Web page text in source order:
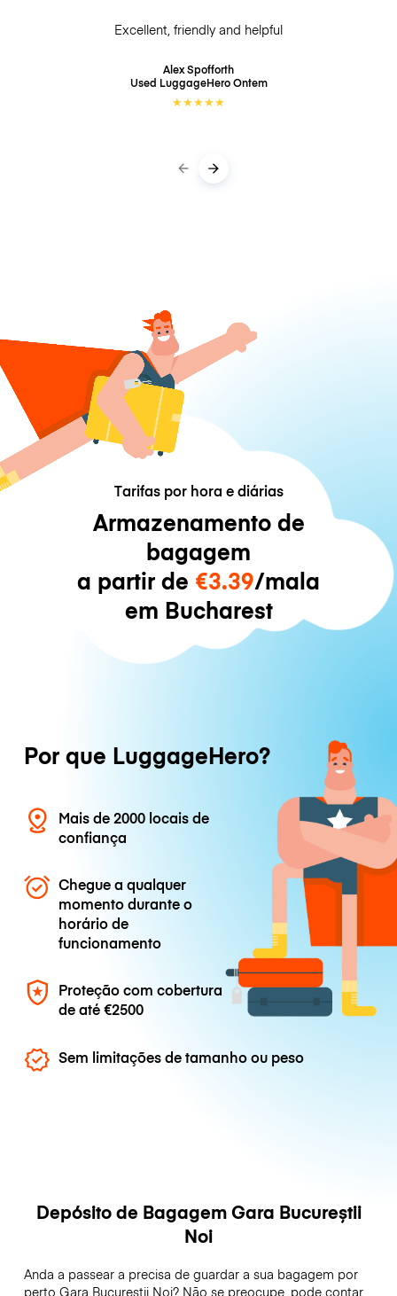
Excellent, friendly and helpful
Alex Spofforth
Used LuggageHeroOntem
★★★★★
Tarifas por hora e diárias
Armazenamento de
bagagem
a partir de €3.39/mala
em Bucharest
Por que LuggageHero?
Mais de 2000 locais de
confiança
Chegue a qualquer
momento durante o
horário de
funcionamento
Proteção com cobertura
de até€2500
Sem limitações de tamanho ou peso
Depósito de Bagagem Gara Bucureștii
Noi
Anda a passear a precisa de guardar a sua bagagem por
perto Gara Bucureștii Noi? Não se preocupe, pode contar